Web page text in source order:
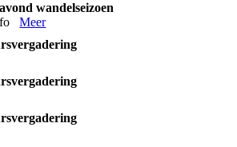
wandelseizoen
Meer